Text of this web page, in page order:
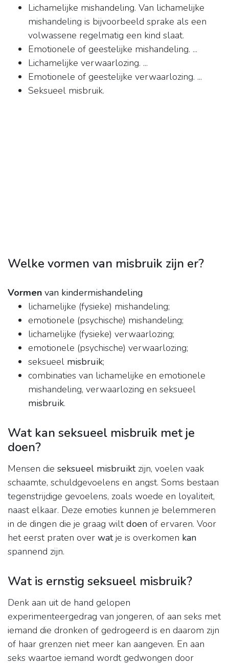
Lichamelijke mishandeling. Van lichamelijke
mishandeling is bijvoorbeeld sprake als een
volwassene regelmatig een kind slaat.
Emotionele of geestelijke mishandeling. ...
Lichamelijke verwaarlozing. ...
Emotionele of geestelijke verwaarlozing. ...
Seksueel misbruik.
Welke vormen van misbruik zijn er?
Vormen van kindermishandeling
lichamelijke (fysieke) mishandeling;
emotionele (psychische) mishandeling;
lichamelijke (fysieke) verwaarlozing;
emotionele (psychische) verwaarlozing;
seksueel misbruik;
combinaties van lichamelijke en emotionele
mishandeling, verwaarlozing en seksueel
misbruik.
Wat kan seksueel misbruik met je
doen?
Mensen die seksueel misbruiktzijn, voelen vaak
schaamte, schuldgevoelens en angst. Soms bestaan
tegenstrijdige gevoelens, zoals woede en loyaliteit,
naast elkaar. Deze emoties kunnen je belemmeren
in de dingen die je graag wiltdoen of ervaren. Voor
het eerst praten over watje is overkomen kan
spannend zijn.
Wat is ernstig seksueel misbruik?
Denk aan uit de hand gelopen
experimenteergedrag van jongeren, of aan seks met
iemand die dronken of gedrogeerd is en daarom zijn
of haar grenzen niet meer kan aangeven. En aan
seks waartoe iemand wordt gedwongen door